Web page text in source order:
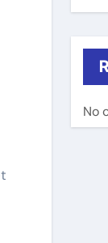
No